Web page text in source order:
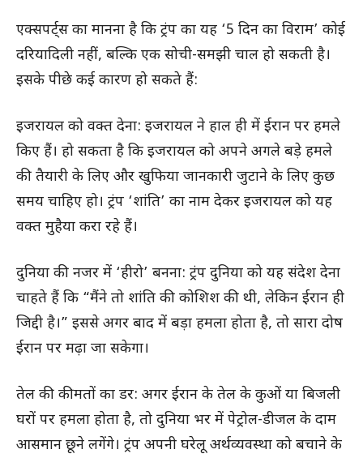
एक्सपर्ट्स का मानना है कि ट्रंप का यह ‘5 दिन का विराम’ कोई
दरियादिली नहीं, बल्कि एक सोची-समझी चाल हो सकती है।
इसके पीछे कई कारण हो सकते हैं:
इजरायल को वक्त देना: इजरायल ने हाल ही में ईरान पर हमले
किए हैं। हो सकता है कि इजरायल को अपने अगले बड़े हमले
की तैयारी के लिए और खुफिया जानकारी जुटाने के लिए कुछ
समय चाहिए हो। ट्रंप ‘शांति’ का नाम देकर इजरायल को यह
वक्त मुहैया करा रहे हैं।
दुनिया की नजर में ‘हीरो’ बनना: ट्रंप दुनिया को यह संदेश देना
चाहते हैं कि “मैंने तो शांति की कोशिश की थी, लेकिन ईरान ही
जिद्दी है।” इससे अगर बाद में बड़ा हमला होता है, तो सारा दोष
ईरान पर मढ़ा जा सकेगा।
तेल की कीमतों का डर: अगर ईरान के तेल के कुओं या बिजली
घरों पर हमला होता है, तो दुनिया भर में पेट्रोल-डीजल के दाम
आसमान छूने लगेंगे। ट्रंप अपनी घरेलू अर्थव्यवस्था को बचाने के